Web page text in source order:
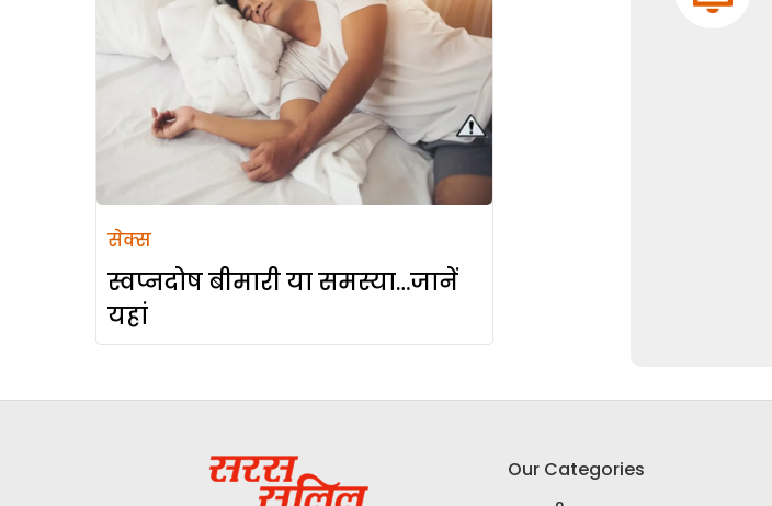
सेक्स
स्वप्नदोष बीमारी या समस्या…जानें
यहां
Our Categories